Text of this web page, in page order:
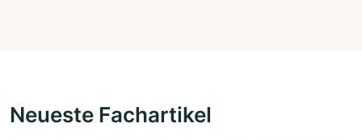
Neueste Fachartikel